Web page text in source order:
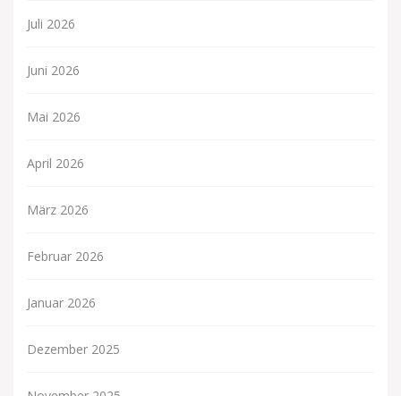
Juli 2026
Juni 2026
Mai 2026
April 2026
März 2026
Februar 2026
Januar 2026
Dezember 2025